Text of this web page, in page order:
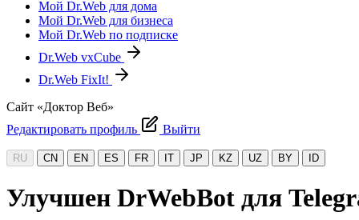
Мой Dr.Web для дома
Мой Dr.Web для бизнеса
Мой Dr.Web по подписке
Dr.Web vxCube
Dr.Web FixIt!
Сайт «Доктор Веб»
Редактировать профиль
Выйти
RU CN EN ES FR IT JP KZ UZ BY ID
Улучшен DrWebBot для